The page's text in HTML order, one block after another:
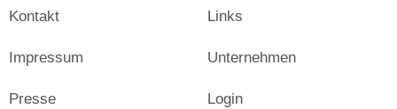
Kontakt
Impressum
Presse
Links
Unternehmen
Login